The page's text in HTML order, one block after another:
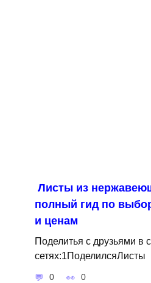
Листы из
полный гид по
и ценам
Поделитья с друзьями в
сетях:1ПоделилсяЛисты
0 0